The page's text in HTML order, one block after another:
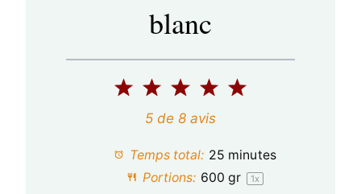
blanc
5
t
o
4
t
o
3
é
t
o
2
é
t
o
1
t
o
5de 8 avis
Temps total: 25 minutes
Portions: 600 gr 1x